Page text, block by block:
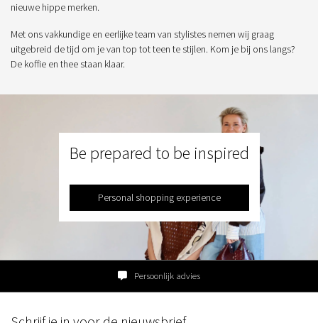
nieuwe hippe merken.
Met ons vakkundige en eerlijke team van stylistes nemen wij graag
uitgebreid de tijd om je van top tot teen te stijlen. Kom je bij ons langs?
De koffie en thee staan klaar.
Be prepared to be inspired
Personal shopping experience
Persoonlijk advies